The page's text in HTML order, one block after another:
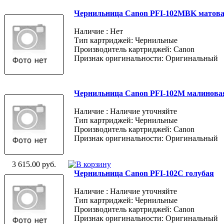
Чернильница Canon PFI-102MBK
Наличие : Нет
Тип картриджей: Чернильные
Производитель картриджей: Canon
Признак оригинальности: Оригинальный
Чернильница Canon PFI-102M
Наличие : Наличие уточняйте
Тип картриджей: Чернильные
Производитель картриджей: Canon
Признак оригинальности: Оригинальный
3 615.00 руб.
Чернильница Canon PFI-102C голубая
Наличие : Наличие уточняйте
Тип картриджей: Чернильные
Производитель картриджей: Canon
Признак оригинальности: Оригинальный